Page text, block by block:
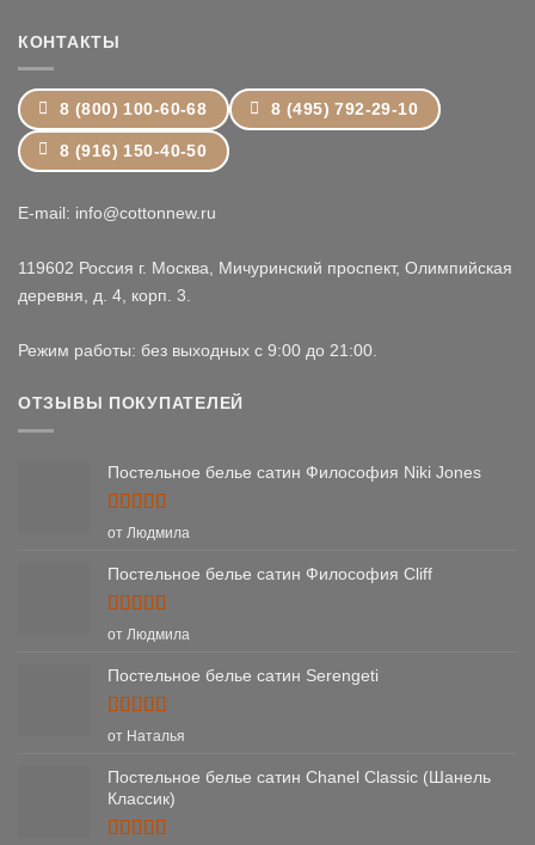
КОНТАКТЫ
8 (800) 100-60-68 8 (495) 792-29-10
8 (916) 150-40-50
E-mail: info@cottonnew.ru
119602 Россия г. Москва, Мичуринский проспект, Олимпийская
деревня, д. 4, корп. 3.
Режим работы: без выходных с 9:00 до 21:00.
ОТЗЫВЫ ПОКУПАТЕЛЕЙ
Постельное белье сатин Философия Niki Jones
Оценка5
от Людмила
Постельное белье сатин Философия Cliff
Оценка5
от Людмила
Постельное белье сатин Serengeti
Оценка5
от Наталья
Постельное белье сатин Chanel Classic (Шанель
Классик)